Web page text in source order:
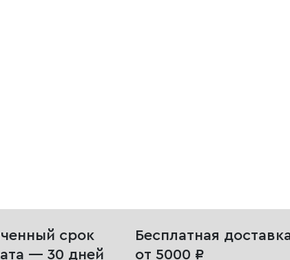
срок
— 30 дней
Бесплатная
от 5000 ₽